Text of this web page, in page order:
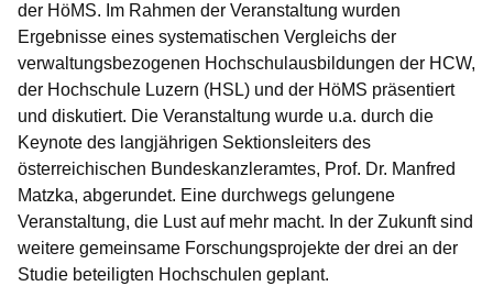
der HöMS. Im Rahmen der Veranstaltung wurden
Ergebnisse eines systematischen Vergleichs der
verwaltungsbezogenen Hochschulausbildungen der HCW,
der Hochschule Luzern (HSL) und der HöMS präsentiert
und diskutiert. Die Veranstaltung wurde u.a. durch die
Keynote des langjährigen Sektionsleiters des
österreichischen Bundeskanzleramtes, Prof. Dr. Manfred
Matzka, abgerundet. Eine durchwegs gelungene
Veranstaltung, die Lust auf mehr macht. In der Zukunft sind
weitere gemeinsame Forschungsprojekte der drei an der
Studie beteiligten Hochschulen geplant.